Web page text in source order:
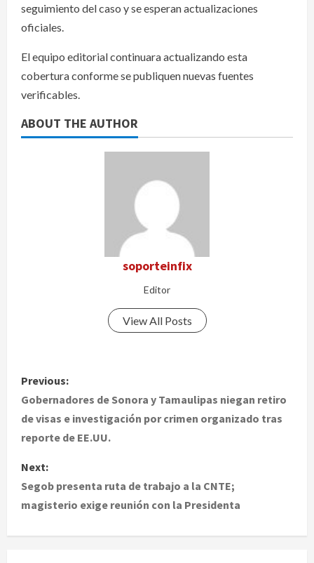
seguimiento del caso y se esperan actualizaciones
oficiales.
El equipo editorial continuara actualizando esta
cobertura conforme se publiquen nuevas fuentes
verificables.
ABOUT THE AUTHOR
soporteinfix
Editor
View All Posts
P
o
s
t
n
Previous:
Gobernadores de Sonora y Tamaulipas niegan retiro
de visas e investigación por crimen organizado tras
reporte de EE.UU.
Next:
Segob presenta ruta de trabajo a la CNTE;
magisterio exige reunión con la Presidenta